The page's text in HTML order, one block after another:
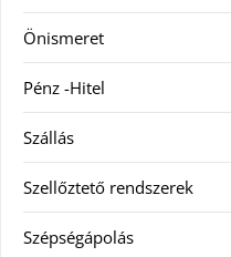
Önismeret
Pénz -Hitel
Szállás
Szellőztető rendszerek
Szépségápolás